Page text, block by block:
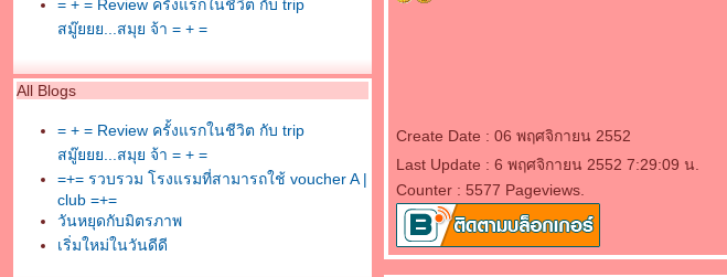
= + = Review ครั้งแรกในชีวิต กับ trip
สมู๊ยยย...สมุย จ้า = + =
All Blogs
= + = Review ครั้งแรกในชีวิต กับ trip
สมู๊ยยย...สมุย จ้า = + =
=+= รวบรวม โรงแรมที่สามารถใช้ voucher A |
club =+=
วันหยุดกับมิตรภาพ
เริ่มใหม่ในวันดีดี
Create Date : 06 พฤศจิกายน 2552
Last Update : 6 พฤศจิกายน 2552 7:29:09 น.
Counter : 5577 Pageviews.